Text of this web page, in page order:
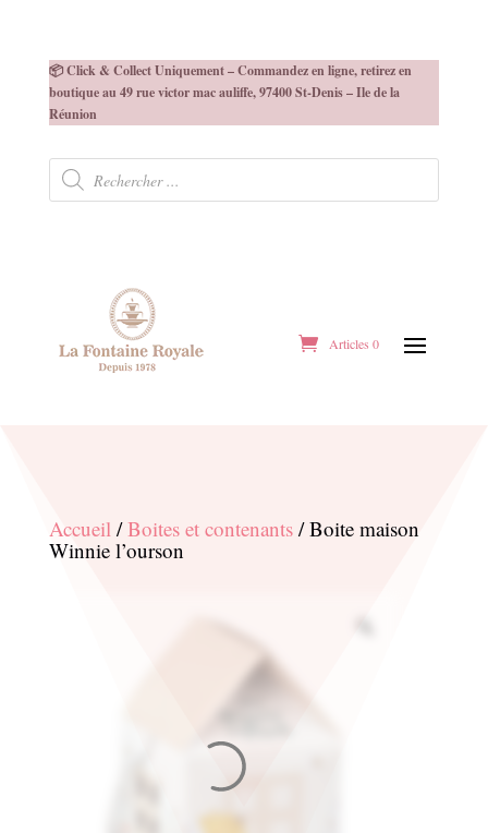
📦 Click & Collect Uniquement – Commandez en ligne, retirez en
boutique au 49 rue victor mac auliffe, 97400 St-Denis – Ile de la
Réunion
Recherche
produits
Articles 0
Accueil/Boites et contenants/ Boite maison
Winnie l’ourson